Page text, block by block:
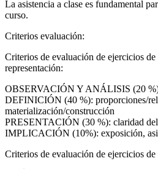
La asistencia a clase es fundamental
curso.
Criterios evaluación:
Criterios de evaluación de ejercicios
representación:
OBSERVACIÓN Y ANÁLISIS (20
DEFINICIÓN (40 %): proporciones/
materialización/construcción
PRESENTACIÓN (30 %): claridad
IMPLICACIÓN (10%): exposición,
Criterios de evaluación de ejercicios de